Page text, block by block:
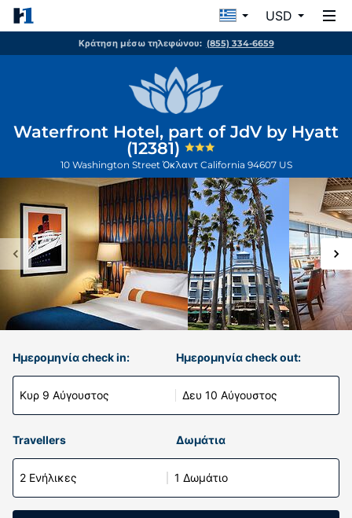
USD
Κράτηση μέσω τηλεφώνου: (855) 334-6659
Waterfront Hotel, part of JdV by Hyatt
(12381)
10 Washington Street Όκλαντ California 94607 US
Ημερομηνία check in:
Κυρ 9 Αύγουστος
Ημερομηνία check out:
Δευ 10 Αύγουστος
Travellers Δωμάτια
2 Ενήλικες 1 Δωμάτιο